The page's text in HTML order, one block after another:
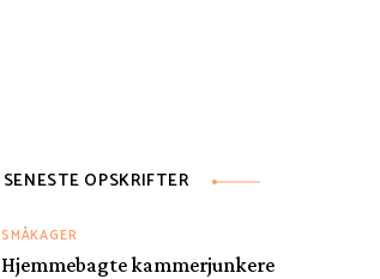
SENESTE OPSKRIFTER
SMÅKAGER
Hjemmebagte kammerjunkere